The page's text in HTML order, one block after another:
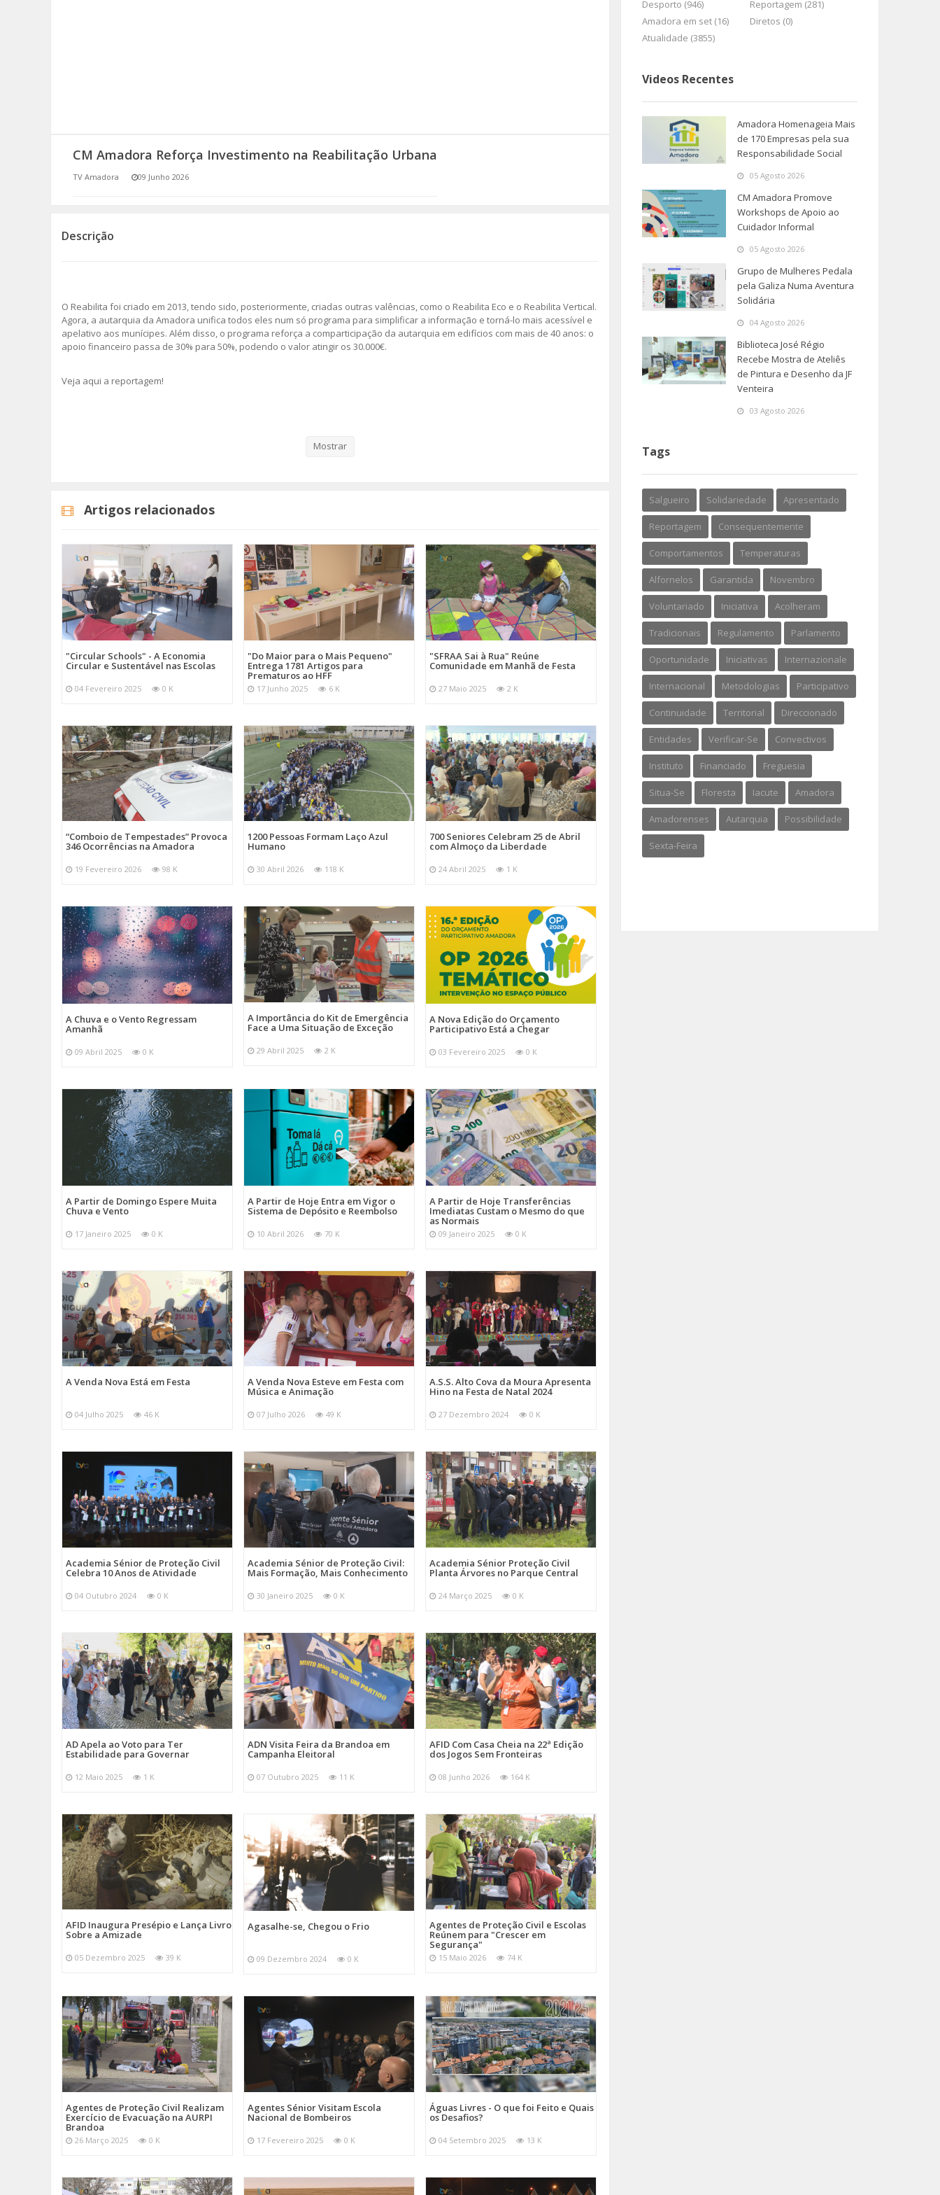
(RE) PENSAMENTOS
CM Amadora Reforça Investimento na Reabilitação Urbana
TV Amadora 09 Junho 2026
Descrição
O Reabilita foi criado em 2013, tendo sido, posteriormente, criadas outras valências, como o Reabilita Eco e o Reabilita Vertical.
Agora, a autarquia da Amadora unifica todos eles num só programa para simplificar a informação e torná-lo mais acessível e
apelativo aos munícipes. Além disso, o programa reforça a comparticipação da autarquia em edifícios com mais de 40 anos: o
apoio financeiro passa de 30% para 50%, podendo o valor atingir os 30.000€.
Veja aqui a reportagem!
Mostrar
Artigos relacionados
"Circular Schools" - A Economia
Circular e Sustentável nas Escolas
04 Fevereiro 2025 0 K
"Do Maior para o Mais Pequeno"
Entrega 1781 Artigos para
Prematuros ao HFF
17 Junho 2025 6 K
"SFRAA Sai à Rua" Reúne
Comunidade em Manhã de Festa
27 Maio 2025 2 K
“Comboio de Tempestades” Provoca
346 Ocorrências na Amadora
19 Fevereiro 2026 98 K
1200 Pessoas Formam Laço Azul
Humano
30 Abril 2026 118 K
700 Seniores Celebram 25 de Abril
com Almoço da Liberdade
24 Abril 2025 1 K
A Chuva e o Vento Regressam
Amanhã
09 Abril 2025 0 K
A Importância do Kit de Emergência
Face a Uma Situação de Exceção
29 Abril 2025 2 K
A Nova Edição do Orçamento
Participativo Está a Chegar
03 Fevereiro 2025 0 K
A Partir de Domingo Espere Muita
Chuva e Vento
17 Janeiro 2025 0 K
A Partir de Hoje Entra em Vigor o
Sistema de Depósito e Reembolso
10 Abril 2026 70 K
A Partir de Hoje Transferências
Imediatas Custam o Mesmo do que
as Normais
09 Janeiro 2025 0 K
A Venda Nova Está em Festa
04 Julho 2025 46 K
A Venda Nova Esteve em Festa com
Música e Animação
07 Julho 2026 49 K
A.S.S. Alto Cova da Moura Apresenta
Hino na Festa de Natal 2024
27 Dezembro 2024 0 K
Academia Sénior de Proteção Civil
Celebra 10 Anos de Atividade
04 Outubro 2024 0 K
Academia Sénior de Proteção Civil:
Mais Formação, Mais Conhecimento
30 Janeiro 2025 0 K
Academia Sénior Proteção Civil
Planta Árvores no Parque Central
24 Março 2025 0 K
AD Apela ao Voto para Ter
Estabilidade para Governar
12 Maio 2025 1 K
ADN Visita Feira da Brandoa em
Campanha Eleitoral
07 Outubro 2025 11 K
AFID Com Casa Cheia na 22ª Edição
dos Jogos Sem Fronteiras
08 Junho 2026 164 K
AFID Inaugura Presépio e Lança Livro
Sobre a Amizade
05 Dezembro 2025 39 K
Agasalhe-se, Chegou o Frio
09 Dezembro 2024 0 K
Agentes de Proteção Civil e Escolas
Reúnem para "Crescer em
Segurança"
15 Maio 2026 74 K
Agentes de Proteção Civil Realizam
Exercício de Evacuação na AURPI
Brandoa
26 Março 2025 0 K
Agentes Sénior Visitam Escola
Nacional de Bombeiros
17 Fevereiro 2025 0 K
Águas Livres - O que foi Feito e Quais
os Desafios?
04 Setembro 2025 13 K
Desporto (946)
Reportagem (281)
Amadora em set (16)
Diretos (0)
Atualidade (3855)
Videos Recentes
Amadora Homenageia Mais
de 170 Empresas pela sua
Responsabilidade Social
05 Agosto 2026
CM Amadora Promove
Workshops de Apoio ao
Cuidador Informal
05 Agosto 2026
Grupo de Mulheres Pedala
pela Galiza Numa Aventura
Solidária
04 Agosto 2026
Biblioteca José Régio
Recebe Mostra de Ateliês
de Pintura e Desenho da JF
Venteira
03 Agosto 2026
Tags
Salgueiro Solidariedade Apresentado
Reportagem Consequentemente
Comportamentos Temperaturas
Alfornelos Garantida Novembro
Voluntariado Iniciativa Acolheram
Tradicionais Regulamento Parlamento
Oportunidade Iniciativas Internazionale
Internacional Metodologias Participativo
Continuidade Territorial Direccionado
Entidades Verificar-Se Convectivos
Instituto Financiado Freguesia
Situa-Se Floresta Iacute Amadora
Amadorenses Autarquia Possibilidade
Sexta-Feira